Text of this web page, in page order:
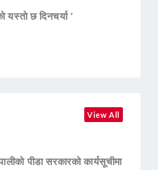
यस्ताे छ दिनचर्या ’
View All
पीडा सरकारको कार्यसूचीमा